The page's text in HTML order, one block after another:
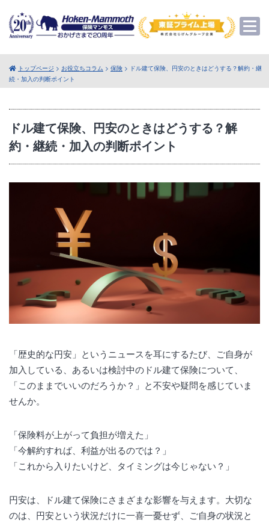
トップページ > お役立ちコラム > 保険 > ドル建て保険、円安のときはどうする？解約・継
続・加入の判断ポイント
ドル建て保険、円安のときはどうする？解
約・継続・加入の判断ポイント
「歴史的な円安」というニュースを耳にするたび、ご自身が
加入している、あるいは検討中のドル建て保険について、
「このままでいいのだろうか？」と不安や疑問を感じていま
せんか。
「保険料が上がって負担が増えた」
「今解約すれば、利益が出るのでは？」
「これから入りたいけど、タイミングは今じゃない？」
円安は、ドル建て保険にさまざまな影響を与えます。大切な
のは、円安という状況だけに一喜一憂せず、ご自身の状況と